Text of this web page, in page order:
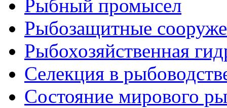
Рыбный промысел
Рыбозащитные
Рыбохозяйственная
Селекция в
Состояние мирового